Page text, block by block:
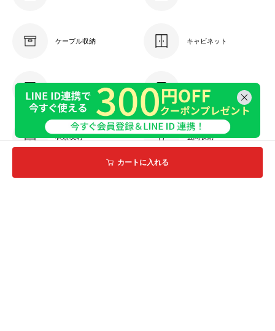
カートに入れる
ケーブル収納 キャビネット
チェスト・引き出し ドレッサー
衣類収納 玄関収納